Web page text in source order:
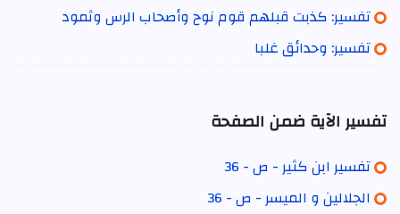
تفسير: كذبت قبلهم قوم نوح وأصحاب الرس وثمود
تفسير: وحدائق غلبا
تفسير الآية ضمن الصفحة
تفسير ابن كثير - ص - 36
الجلالين و الميسر - ص - 36